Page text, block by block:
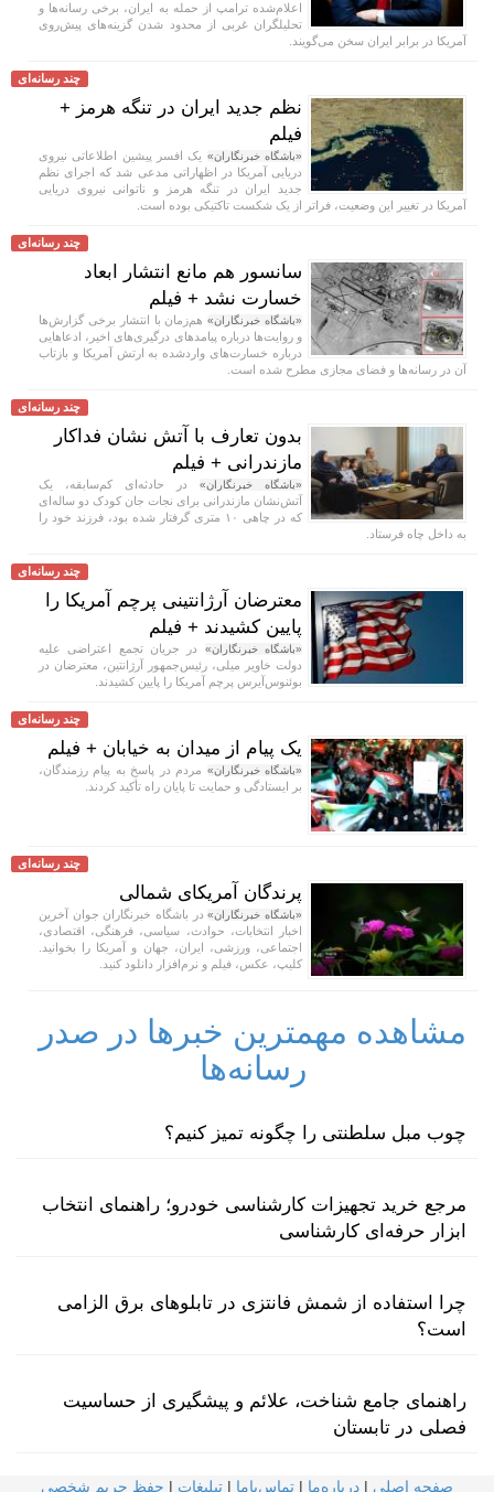
اعلام‌شده ترامپ از حمله به ایران، برخی رسانه‌ها و
تحلیلگران غربی از محدود شدن گزینه‌های پیش‌روی
آمریکا در برابر ایران سخن می‌گویند.
چند رسانه‌ای
نظم جدید ایران در تنگه هرمز +
فیلم
«باشگاه خبرنگاران» یک افسر پیشین اطلاعاتی نیروی
دریایی آمریکا در اظهاراتی مدعی شد که اجرای نظم
جدید ایران در تنگه هرمز و ناتوانی نیروی دریایی
آمریکا در تغییر این وضعیت، فراتر از یک شکست تاکتیکی بوده است.
چند رسانه‌ای
سانسور هم مانع انتشار ابعاد
خسارت نشد + فیلم
«باشگاه خبرنگاران»هم‌زمان با انتشار برخی گزارش‌ها
و روایت‌ها درباره پیامد‌های درگیری‌های اخیر، ادعا‌هایی
درباره خسارت‌های واردشده به ارتش آمریکا و بازتاب
آن در رسانه‌ها و فضای مجازی مطرح شده است.
چند رسانه‌ای
بدون تعارف با آتش نشان فداکار
مازندرانی + فیلم
«باشگاه خبرنگاران» در حادثه‌ای کم‌سابقه، یک
آتش‌نشان مازندرانی برای نجات جان کودک دو ساله‌ای
که در چاهی ۱۰ متری گرفتار شده بود، فرزند خود را
به داخل چاه فرستاد.
چند رسانه‌ای
معترضان آرژانتینی پرچم آمریکا را
پایین کشیدند + فیلم
«باشگاه خبرنگاران» در جریان تجمع اعتراضی علیه
دولت خاویر میلی، رئیس‌جمهور آرژانتین، معترضان در
بوئنوس‌آیرس پرچم آمریکا را پایین کشیدند.
چند رسانه‌ای
یک پیام از میدان به خیابان + فیلم
«باشگاه خبرنگاران» مردم در پاسخ به پیام رزمندگان،
بر ایستادگی و حمایت تا پایان راه تأکید کردند.
چند رسانه‌ای
پرندگان آمریکای شمالی
«باشگاه خبرنگاران»در باشگاه خبرنگاران جوان آخرین
اخبار انتخابات، حوادث، سیاسی، فرهنگی، اقتصادی،
اجتماعی، ورزشی، ایران، جهان و آمریکا را بخوانید.
کلیپ، عکس، فیلم و نرم‌افزار دانلود کنید.
مشاهده مهمترین خبرها در صدر
رسانه‌ها
چوب مبل سلطنتی را چگونه تمیز کنیم؟
مرجع خرید تجهیزات کارشناسی خودرو؛ راهنمای انتخاب
ابزار حرفه‌ای کارشناسی
چرا استفاده از شمش فانتزی در تابلوهای برق الزامی
است؟
راهنمای جامع شناخت، علائم و پیشگیری از حساسیت
فصلی در تابستان
صفحه اصلی | درباره‌ما | تماس‌با‌ما | تبلیغات | حفظ حریم شخصی